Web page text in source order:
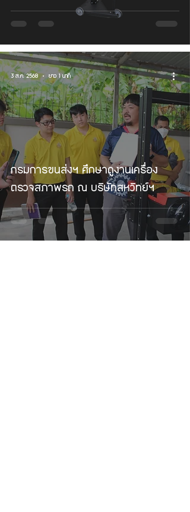
กรมการขนส่งฯ ศึกษาดูงานเครื่อง
ตรวจสภาพรถ ณ บริษัทสหวิทย์ฯ
3 ส.ค. 2568 ยาว 1 นาที